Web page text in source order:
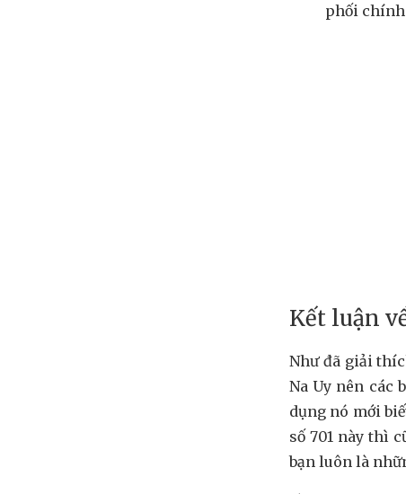
phối chính
Kết luận
Như đã giải
Na Uy nên các
dụng nó mới
số 701 này thì
bạn luôn là